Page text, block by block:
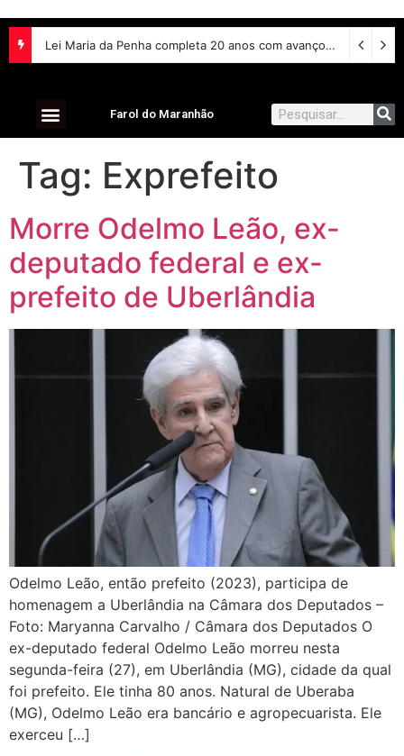
Lei Maria da Penha completa 20 anos com avanços na proteção às mulheres e desafios no combate à violência
Farol do Maranhão
Tag: Exprefeito
Morre Odelmo Leão, ex-
deputado federal e ex-
prefeito de Uberlândia
Odelmo Leão, então prefeito (2023), participa de
homenagem a Uberlândia na Câmara dos Deputados –
Foto: Maryanna Carvalho / Câmara dos Deputados O
ex-deputado federal Odelmo Leão morreu nesta
segunda-feira (27), em Uberlândia (MG), cidade da qual
foi prefeito. Ele tinha 80 anos. Natural de Uberaba
(MG), Odelmo Leão era bancário e agropecuarista. Ele
exerceu […]